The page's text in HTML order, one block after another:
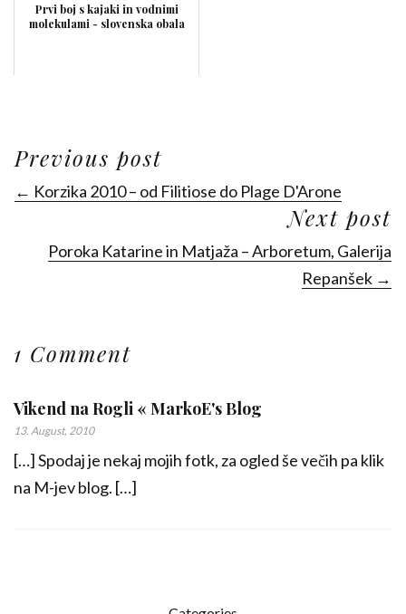
Prvi boj s kajaki in vodnimi
molekulami - slovenska obala
Previous post
← Korzika 2010 – od Filitiose do Plage D'Arone
Next post
Poroka Katarine in Matjaža – Arboretum, Galerija
Repanšek →
1 Comment
Vikend na Rogli « MarkoE's Blog
13. August, 2010
[…] Spodaj je nekaj mojih fotk, za ogled še večih pa klik
na M-jev blog. […]